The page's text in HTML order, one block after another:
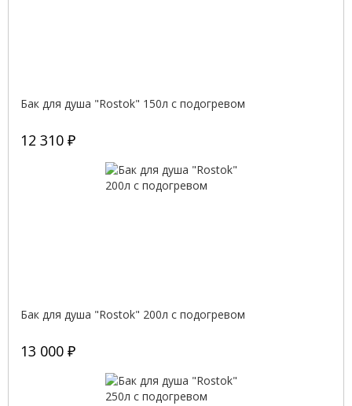
Бак для душа "Rostok" 150л с подогревом
12 310 ₽
Бак для душа "Rostok" 200л с подогревом
13 000 ₽